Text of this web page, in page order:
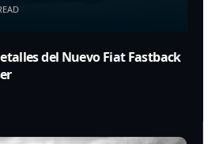
del Nuevo Fiat Fastback